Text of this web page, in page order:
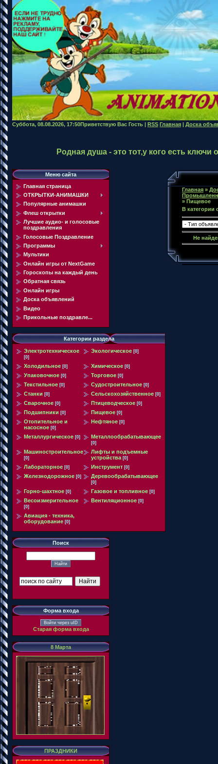
Суббота, 08.08.2026, 17:50Приветствую Вас Гость | RSS Главная | Доска
Родная душа - это тот,у кого есть
Меню сайта
Главная страница
ОТКРЫТКИ-АНИМАШКИ
Популярные анимашки
Флеш открытки
Лучшие аудио- и голосовые
поздравления
Голосовые Поздравление
Программы
Мультики
Онлайн игры от NextGame
Гороскопы на каждый день
Обратная связь
Онлайн игры
Доска объявлений
Видео
Прикольные поздравле...
Категории раздела
Электротехническое
[0]
Экологическое [0]
Холодильное [0] Химическое [0]
Упаковочное [0] Торговое [0]
Текстильное [0] Судостроительное [0]
Станки [0] Сельскохозяйственное [0]
Сварочное [0] Птицеводческое [0]
Подшипники [0] Пищевое [0]
Отопительное и
насосное [0]
Нефтяное [0]
Металлургическое [0] Металлообрабатывающее
[0]
Машиностроительное
[0]
Лифты и подъемные
устройства [0]
Лабораторное [0] Инструмент [0]
Железнодорожное [0] Деревообрабатывающее
[0]
Горно-шахтное [0] Газовое и топливное [0]
Весоизмерительное
[0]
Вентиляционное [0]
Авиация - техника,
оборудование [0]
Поиск
Форма входа
Войти через uID
Старая форма входа
8 Марта
ПРАЗДНИКИ
Главная »
» Пищевое
В категории
Не